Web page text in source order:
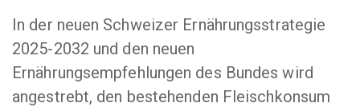
In der neuen Schweizer Ernährungsstrategie
2025-2032 und den neuen
Ernährungsempfehlungen des Bundes wird
angestrebt, den bestehenden Fleischkonsum